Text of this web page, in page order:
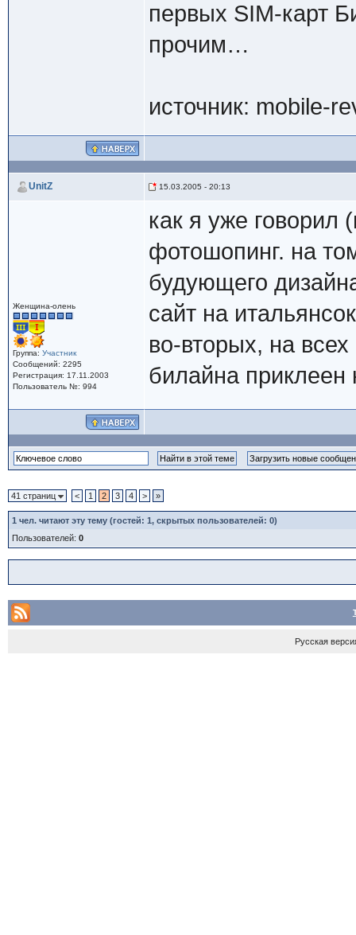
первых SIM-карт
прочим…
источник: mobile-
UnitZ 15.03.2005 - 20:13
Женщина-олень
Группа: Участник
Сообщений: 2295
Регистрация: 17.11.2003
Пользователь №: 994
как я уже говорил
фотошопинг. на
будующего
сайт на
во-вторых, на всех
билайна приклеен
41 страниц < 1 2 3 4 > »
1 чел. читают эту тему (гостей: 1, скрытых пользователей: 0)
Пользователей: 0
Русская